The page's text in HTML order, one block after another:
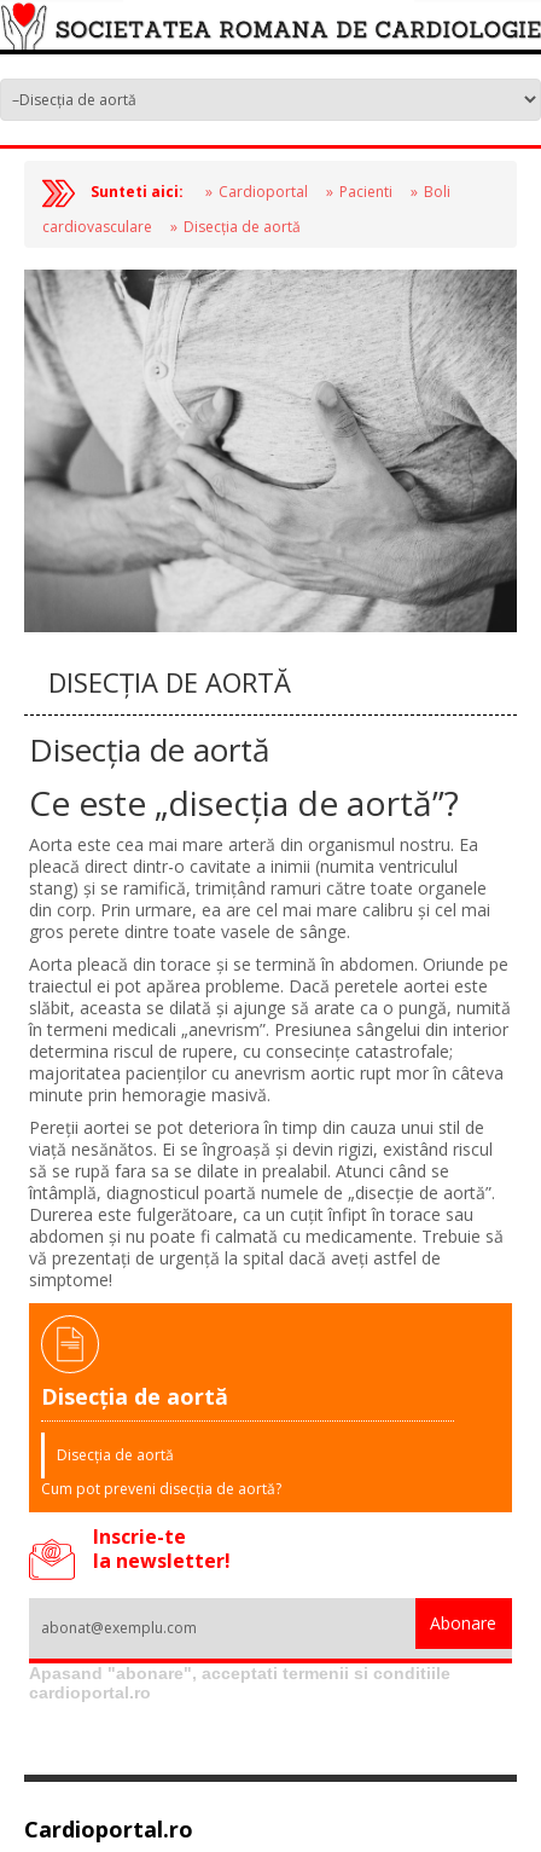
Sunteti aici: Cardioportal Pacienti
Boli
cardiovasculare
Disecția de aortă
DISECȚIA DE AORTĂ
Disecția de aortă
Ce este „disecţia de aortă”?
Aorta este cea mai mare arteră din organismul nostru. Ea
pleacă direct dintr-o cavitate a inimii (numita ventriculul
stang) și se ramifică, trimițând ramuri către toate organele
din corp. Prin urmare, ea are cel mai mare calibru și cel mai
gros perete dintre toate vasele de sânge.
Aorta pleacă din torace și se termină în abdomen. Oriunde pe
traiectul ei pot apărea probleme. Dacă peretele aortei este
slăbit, aceasta se dilată și ajunge să arate ca o pungă, numită
în termeni medicali „anevrism”. Presiunea sângelui din interior
determina riscul de rupere, cu consecințe catastrofale;
majoritatea pacienților cu anevrism aortic rupt mor în câteva
minute prin hemoragie masivă.
Pereții aortei se pot deteriora în timp din cauza unui stil de
viață nesănătos. Ei se îngroașă și devin rigizi, existând riscul
să se rupă fara sa se dilate in prealabil. Atunci când se
întâmplă, diagnosticul poartă numele de „disecție de aortă”.
Durerea este fulgerătoare, ca un cuțit înfipt în torace sau
abdomen și nu poate fi calmată cu medicamente. Trebuie să
vă prezentați de urgență la spital dacă aveți astfel de
simptome!
Disecția de aortă
Disecția de aortă
Cum pot preveni disecţia de aortă?
Inscrie-te
la newsletter!
Apasand "abonare", acceptati termenii si conditiile
cardioportal.ro
Cardioportal.ro